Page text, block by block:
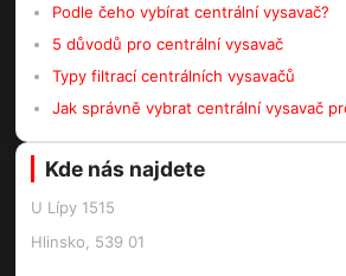
Podle čeho vybírat centrální vysavač?
5 důvodů pro centrální vysavač
Typy filtrací centrálních vysavačů
Jak správně vybrat centrální vysavač
Kde nás najdete
U Lípy 1515
Hlinsko, 539 01